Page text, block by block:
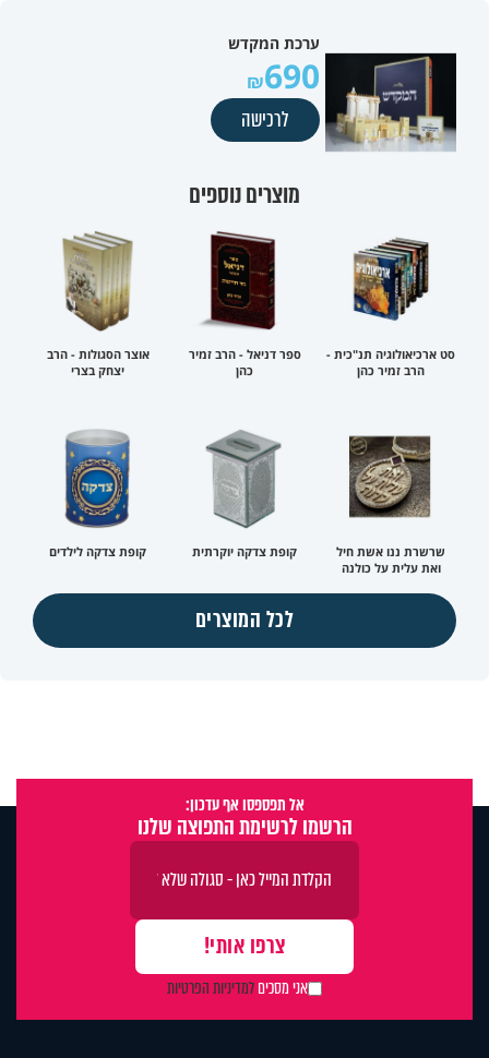
ערכת המקדש
690
לרכישה
מוצרים נוספים
סט ארכיאולוגיה תנ"כית -
הרב זמיר כהן
ספר דניאל - הרב זמיר
כהן
אוצר הסגולות - הרב
יצחק בצרי
שרשרת ננו אשת חיל
ואת עלית על כולנה
קופת צדקה יוקרתית קופת צדקה לילדים
לכל המוצרים
אל תפספסו אף עדכון:
הרשמו לרשימת התפוצה שלנו
אני מסכיםלמדיניות הפרטיות